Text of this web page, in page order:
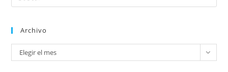
Archivo
Elegir el mes